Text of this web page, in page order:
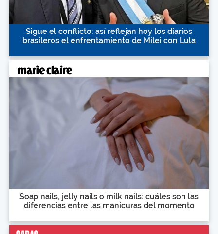
Sigue el conflicto: así reflejan hoy los diarios
brasileros el enfrentamiento de Milei con Lula
Soap nails, jelly nails o milk nails: cuáles son las
diferencias entre las manicuras del momento